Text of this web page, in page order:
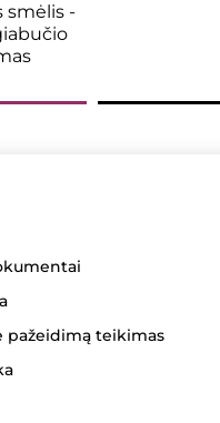
smėlis -
pažeidimą teikimas